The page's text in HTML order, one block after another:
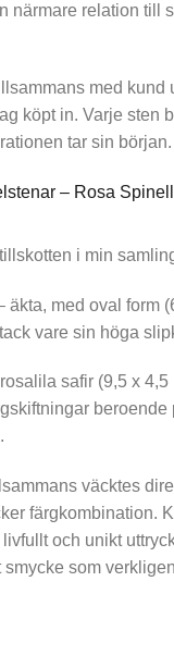
närmare relation till
med kund
köpt in. Varje sten
tar sin början.
– Rosa
i min
äkta, med oval form
vare sin höga
safir(9,5 x 4,5
beroende
väcktes
färgkombination.
och unikt
som